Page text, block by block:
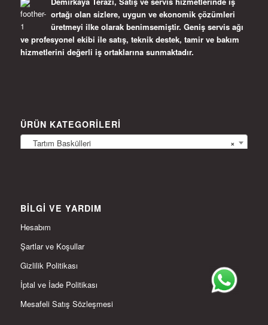
ortağı olan sizlere, uygun ve ekonomik çözümleri
üretmeyi ilke olarak benimsemiştir. Geniş servis ağı
ve profesyonel ekibi ile satış, teknik destek, tamir ve bakım
hizmetlerini değerli iş ortaklarına sunmaktadır.
ÜRÜN KATEGORILERI
×
Tartım Baskülleri
BILGI VE YARDIM
Hesabım
Şartlar ve Koşullar
Gizlilik Politikası
İptal ve İade Politikası
Mesafeli Satış Sözleşmesi